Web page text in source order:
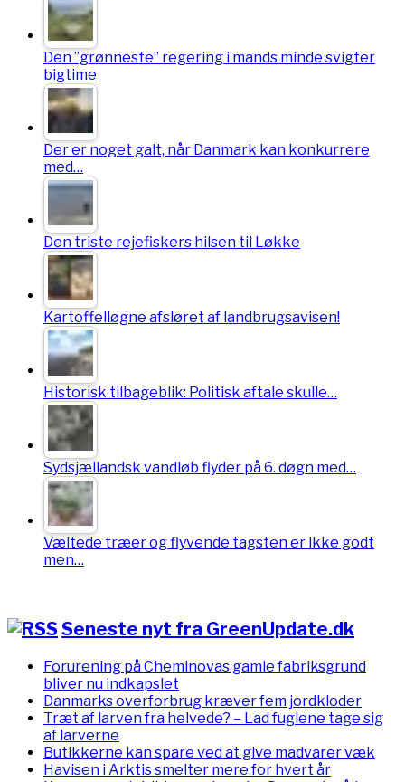
Den ”grønneste” regering i mands minde svigter
bigtime
Der er noget galt, når Danmark kan konkurrere
med…
Den triste rejefiskers hilsen til Løkke
Kartoffelløgne afsløret af landbrugsavisen!
Historisk tilbageblik: Politisk aftale skulle…
Sydsjællandsk vandløb flyder på 6. døgn med…
Væltede træer og flyvende tagsten er ikke godt
men…
Seneste nyt fra GreenUpdate.dk
Forurening på Cheminovas gamle fabriksgrund
bliver nu indkapslet
Danmarks overforbrug kræver fem jordkloder
Træt af larven fra helvede? – Lad fuglene tage sig
af larverne
Butikkerne kan spare ved at give madvarer væk
Havisen i Arktis smelter mere for hvert år